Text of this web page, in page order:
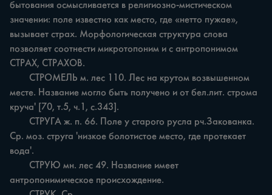
бытования осмысливается в религиозно-мистическом
значении: поле известно как место, где «нетто пужае»,
вызывает страх. Морфологическая структура слова
позволяет соотнести микротопоним и с антропонимом
СТРАХ, СТРАХОВ.
месте. Название могло быть получено и от бел.лит. строма
круча' [70, т.5, ч.1, с.343].
Ср. моз. струга 'низкое болотистое место, где протекает
вода'.
антропонимическое происхождение.